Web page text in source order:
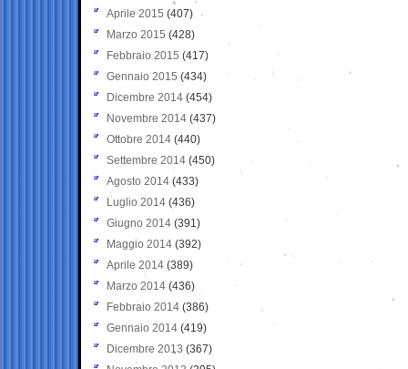
Aprile 2015 (407)
Marzo 2015 (428)
Febbraio 2015 (417)
Gennaio 2015 (434)
Dicembre 2014 (454)
Novembre 2014 (437)
Ottobre 2014 (440)
Settembre 2014 (450)
Agosto 2014 (433)
Luglio 2014 (436)
Giugno 2014 (391)
Maggio 2014 (392)
Aprile 2014 (389)
Marzo 2014 (436)
Febbraio 2014 (386)
Gennaio 2014 (419)
Dicembre 2013 (367)